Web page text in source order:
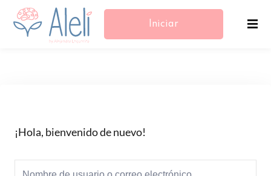
Iniciar
¡Hola, bienvenido de nuevo!